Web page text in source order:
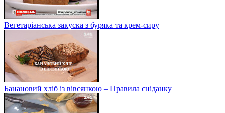
Вегетаріанська закуска з буряка та крем-сиру
Банановий хліб із вівсянкою – Правила сніданку